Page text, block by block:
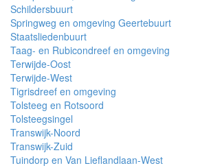
Schildersbuurt
Springweg en omgeving Geertebuurt
Staatsliedenbuurt
Taag- en Rubicondreef en omgeving
Terwijde-Oost
Terwijde-West
Tigrisdreef en omgeving
Tolsteeg en Rotsoord
Tolsteegsingel
Transwijk-Noord
Transwijk-Zuid
Tuindorp en Van Lieflandlaan-West